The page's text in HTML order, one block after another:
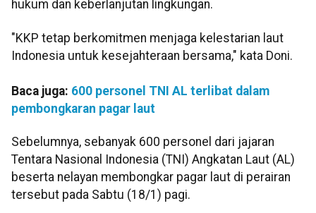
hukum dan keberlanjutan lingkungan.
"KKP tetap berkomitmen menjaga kelestarian laut
Indonesia untuk kesejahteraan bersama," kata Doni.
Baca juga: 600 personel TNI AL terlibat dalam
pembongkaran pagar laut
Sebelumnya, sebanyak 600 personel dari jajaran
Tentara Nasional Indonesia (TNI) Angkatan Laut (AL)
beserta nelayan membongkar pagar laut di perairan
tersebut pada Sabtu (18/1) pagi.